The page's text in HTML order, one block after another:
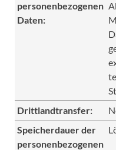
personenbezogenen
Daten:
Drittlandtransfer:
Speicherdauer der
personenbezogenen